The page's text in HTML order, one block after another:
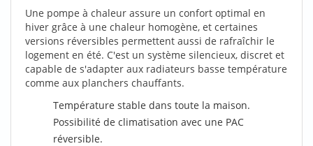
Une pompe à chaleur assure un confort optimal en
hiver grâce à une chaleur homogène, et certaines
versions réversibles permettent aussi de rafraîchir le
logement en été. C'est un système silencieux, discret et
capable de s'adapter aux radiateurs basse température
comme aux planchers chauffants.
Température stable dans toute la maison.
Possibilité de climatisation avec une PAC
réversible.